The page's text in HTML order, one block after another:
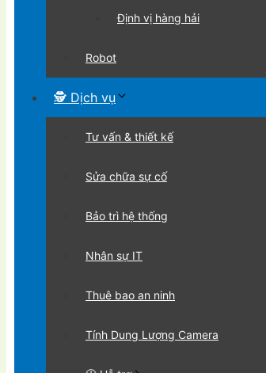
Định vị hàng hải
Robot
🕵 Dịch vụ
Tư vấn & thiết kế
Sửa chữa sự cố
Bảo trì hệ thống
Nhân sự IT
Thuê bao an ninh
Tính Dung Lượng Camera